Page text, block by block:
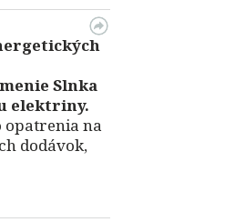
Slnka
elektriny.
opatrenia na
dodávok,